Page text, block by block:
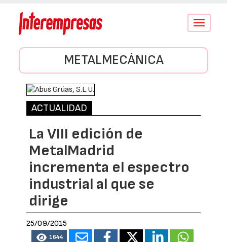
Conmutar
METALMECÁNICA
ACTUALIDAD
La VIII edición de
MetalMadrid
incrementa el espectro
industrial al que se
dirige
25/09/2015
1644